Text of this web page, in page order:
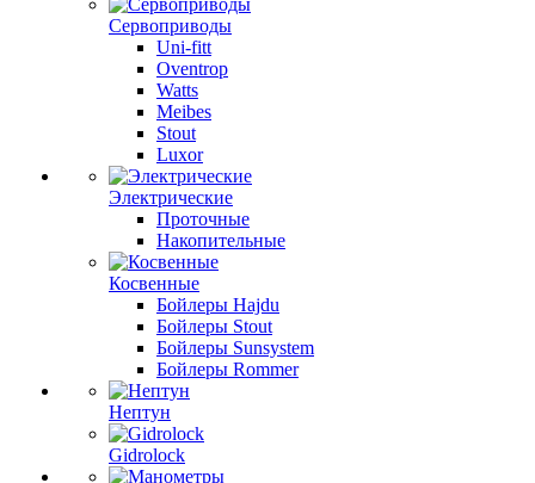
Сервоприводы
Uni-fitt
Oventrop
Watts
Meibes
Stout
Luxor
Электрические
Проточные
Накопительные
Косвенные
Бойлеры Hajdu
Бойлеры Stout
Бойлеры Sunsystem
Бойлеры Rommer
Нептун
Gidrolock